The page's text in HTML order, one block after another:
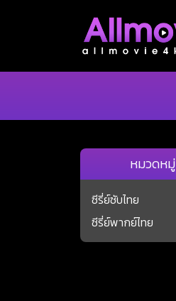
หมวดหมู่
ซีรี่ย์ซับไทย
ซีรี่ย์พากย์ไทย